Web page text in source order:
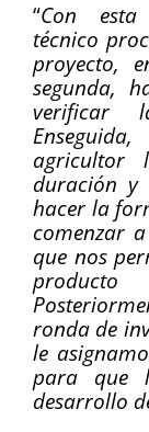
“Con esta
técnico
proyecto,
segunda,
verificar
agricultor
duración
hacer la
comenzar
que nos
ronda de
le
para que
desarrollo